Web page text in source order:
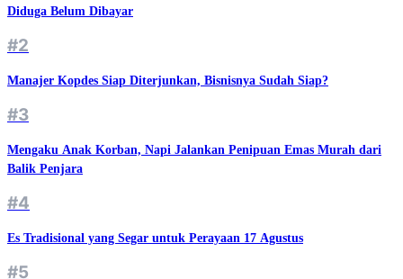
Diduga Belum Dibayar
#2
Manajer Kopdes Siap Diterjunkan, Bisnisnya Sudah Siap?
#3
Mengaku Anak Korban, Napi Jalankan Penipuan Emas Murah dari
Balik Penjara
#4
Es Tradisional yang Segar untuk Perayaan 17 Agustus
#5